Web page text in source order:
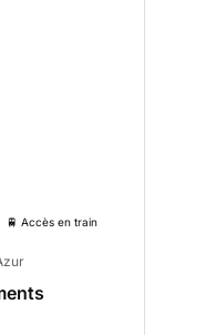
🚆 Accès en train